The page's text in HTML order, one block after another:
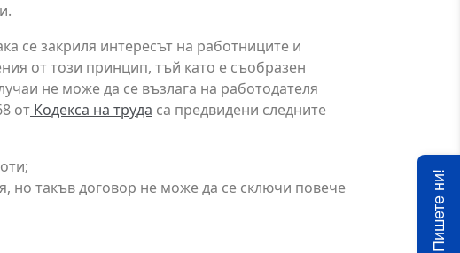
се закриля интересът на работниците и
от този принцип, тъй като е съобразен
не може да се възлага на работодателя
от Кодекса на труда са предвидени следните
но такъв договор не може да се сключи повече
Пишете ни!